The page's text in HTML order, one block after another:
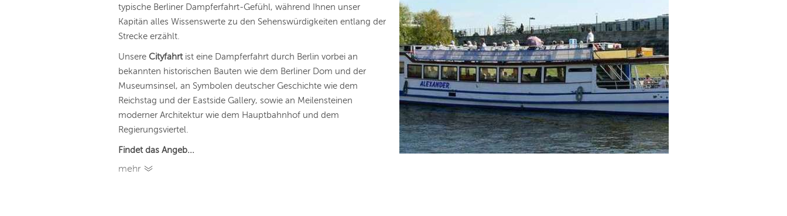
ANDERE
REGIONEN
typische Berliner Dampferfahrt-Gefühl, während Ihnen unser
Kapitän alles Wissenswerte zu den Sehenswürdigkeiten entlang der
Strecke erzählt.
Unsere Cityfahrt ist eine Dampferfahrt durch Berlin vorbei an
bekannten historischen Bauten wie dem Berliner Dom und der
Museumsinsel, an Symbolen deutscher Geschichte wie dem
Reichstag und der Eastside Gallery, sowie an Meilensteinen
moderner Architektur wie dem Hauptbahnhof und dem
Regierungsviertel.
Findet das Angeb...
mehr